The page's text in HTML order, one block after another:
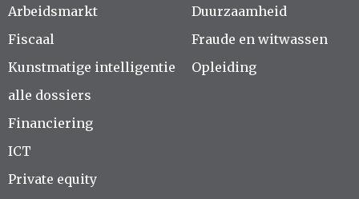
Arbeidsmarkt
Fiscaal
Kunstmatige intelligentie
alle dossiers
Duurzaamheid
Fraude en witwassen
Opleiding
Financiering
ICT
Private equity